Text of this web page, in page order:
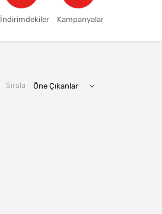
İndirimdekiler Kampanyalar
Sırala